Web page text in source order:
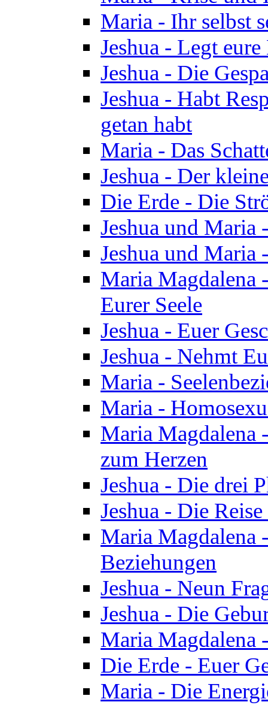
Maria - Ihr selbst
Jeshua - Legt
Jeshua - Die
Jeshua - Habt
getan habt
Maria - Das
Jeshua - Der
Die Erde - Die
Jeshua und Maria
Jeshua und Maria
Maria Magdalena
Eurer Seele
Jeshua - Euer
Jeshua - Nehmt
Maria -
Maria -
Maria Magdalena
zum Herzen
Jeshua - Die drei
Jeshua - Die
Maria Magdalena
Beziehungen
Jeshua - Neun
Jeshua - Die
Maria Magdalena
Die Erde - Euer
Maria - Die